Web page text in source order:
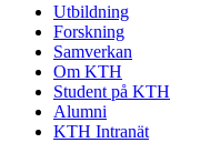
Utbildning
Forskning
Samverkan
Om KTH
Student på KTH
Alumni
KTH Intranät